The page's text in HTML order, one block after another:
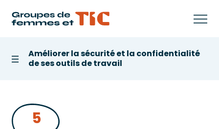
Table des matières
Améliorer la sécurité et la confidentialité
de ses outils de travail
5